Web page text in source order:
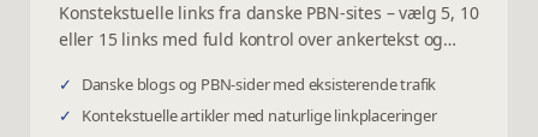
Konstekstuelle links fra danske PBN-sites – vælg 5, 10
eller 15 links med fuld kontrol over ankertekst og
✓
Danske blogs og PBN-sider med eksisterende trafik
✓
Kontekstuelle artikler med naturlige linkplaceringer